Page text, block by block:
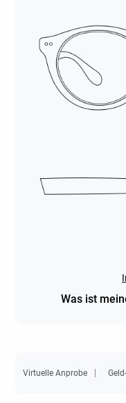
Was ist
Virtuelle Anprobe